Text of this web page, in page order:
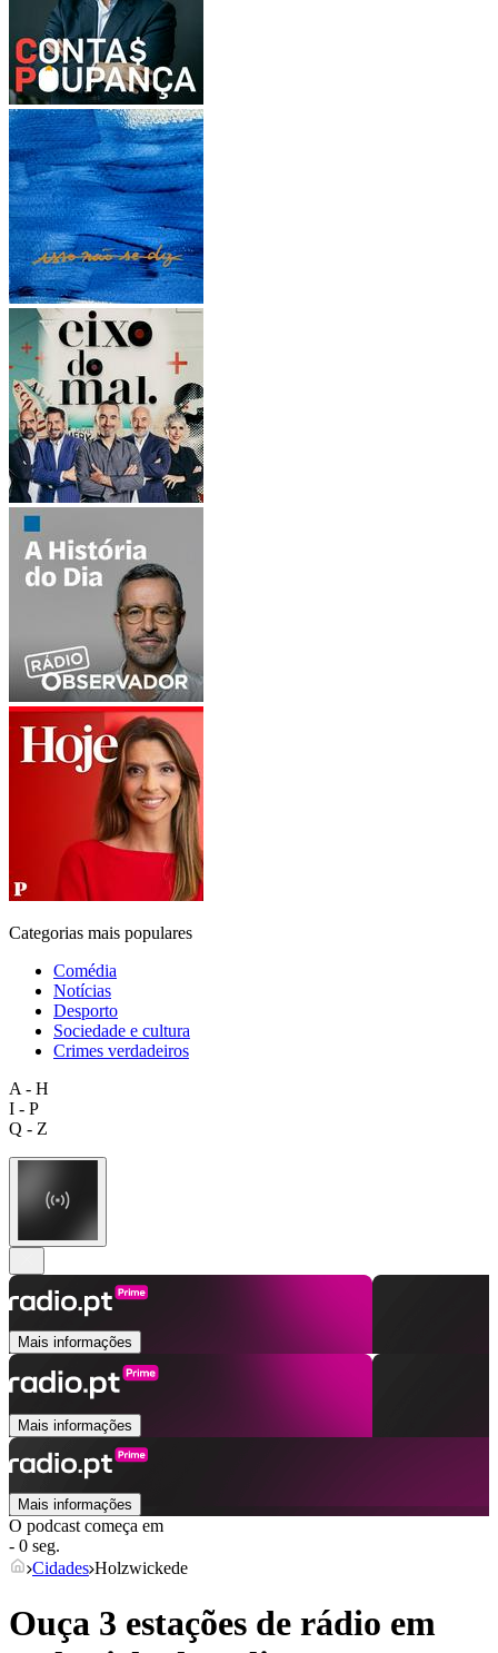
Categorias mais populares
Comédia
Notícias
Desporto
Sociedade e cultura
Crimes verdadeiros
A - H
I - P
Q - Z
Mais informações
Mais informações
Mais informações
O podcast começa em
- 0 seg.
Cidades Holzwickede
Ouça 3 estações de rádio em